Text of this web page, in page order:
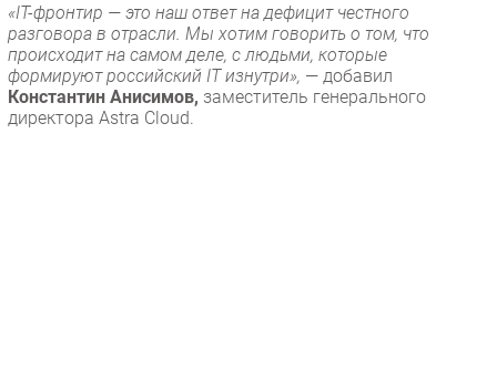
«IT-фронтир — это наш ответ на дефицит честного
разговора в отрасли. Мы хотим говорить о том, что
происходит на самом деле, с людьми, которые
формируют российский IT изнутри», — добавил
Константин Анисимов, заместитель генерального
директора Astra Cloud.